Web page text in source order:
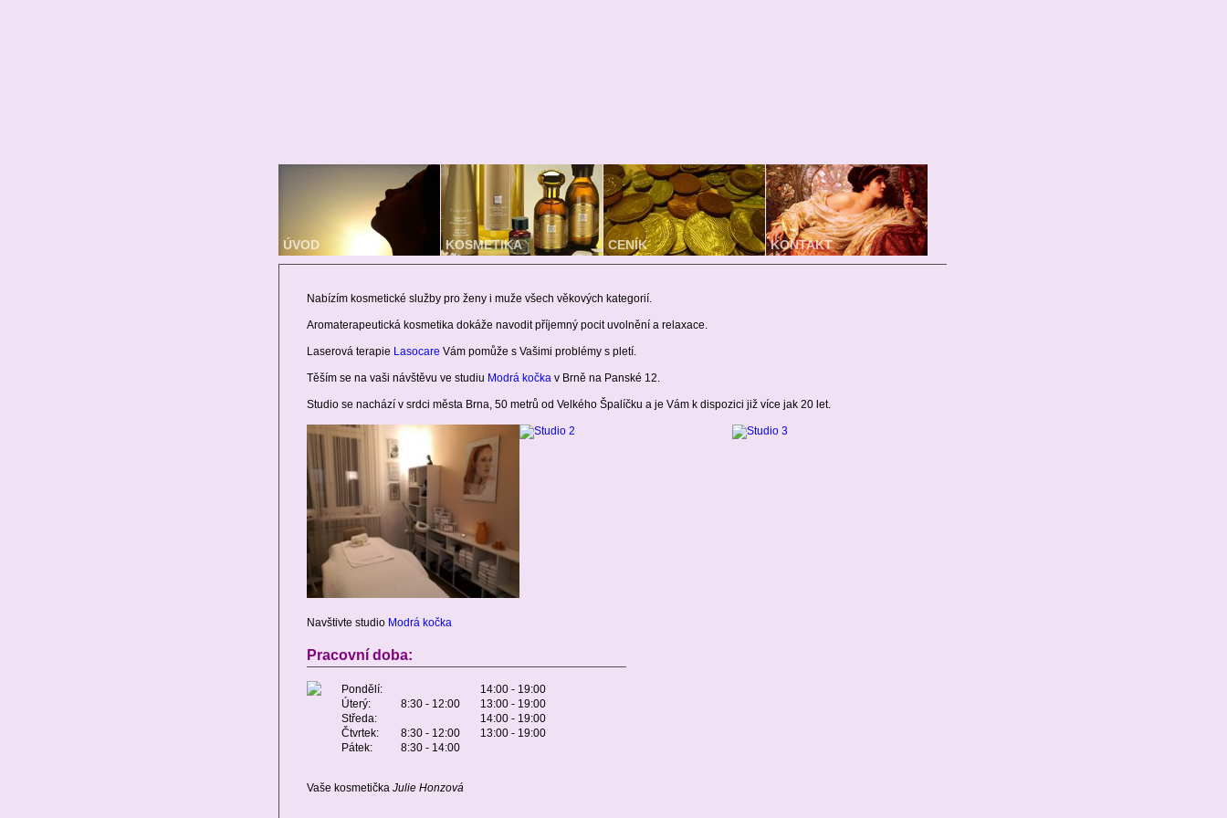
ÚVOD
Úvodní přehled
KOSMETIKA
Informace o kosmetických
CENÍK
Přehled cen kosmetického
KONTAKT
Kontaktní informace, zavolejte
Nabízím kosmetické služby pro ženy i muže všech věkových kategorií.
Aromaterapeutická kosmetika dokáže navodit příjemný pocit uvolnění a relaxace.
Laserová terapie Lasocare Vám pomůže s Vašimi problémy s pletí.
Těším se na vaši návštěvu ve studiu Modrá kočka v Brně na Panské 12.
Studio se nachází v srdci města Brna, 50 metrů od Velkého Špalíčku a je Vám k dispozici již více jak 20 let.
Navštivte studio Modrá kočka
Pracovní doba:
Pondělí:
14:00 - 19:00
Úterý:
8:30 - 12:00
13:00 - 19:00
Středa:
14:00 - 19:00
Čtvrtek:
8:30 - 12:00
13:00 - 19:00
Pátek:
8:30 - 14:00
Vaše kosmetička Julie Honzová